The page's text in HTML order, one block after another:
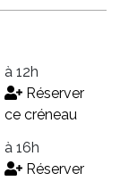
à 12h
Réserver
ce créneau
à 16h
Réserver